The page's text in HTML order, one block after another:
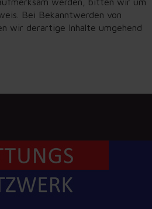
Bei Bekanntwerden von
wir derartige Inhalte umgehend